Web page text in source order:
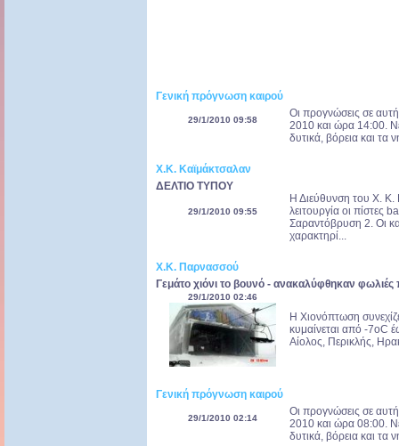
Γενική πρόγνωση καιρού
29/1/2010 09:58
Οι προγνώσεις σε
2010 και ώρα 14:00.
δυτικά, βόρεια και τα
Χ.Κ. Καϊμάκτσαλαν
ΔΕΛΤΙΟ ΤΥΠΟΥ
29/1/2010 09:55
Η Διεύθυνση του Χ. Κ.
λειτουργία οι πίστες
Σαραντόβρυση 2. Oι
χαρακτηρί...
Χ.Κ. Παρνασσού
Γεμάτο χιόνι το βουνό - ανακαλύφθηκαν
29/1/2010 02:46
Η Χιονόπτωση
κυμαίνεται από -7οC
Αίολος, Περικλής,
Γενική πρόγνωση καιρού
29/1/2010 02:14
Οι προγνώσεις σε
2010 και ώρα 08:00.
δυτικά, βόρεια και τα